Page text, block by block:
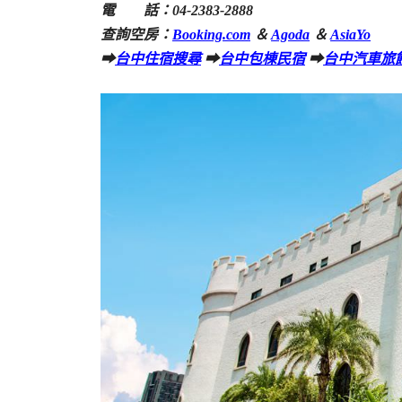
電 話：04-2383-2888
查詢空房： Booking.com ＆Agoda ＆AsiaYo
➡台中住宿搜尋➡台中包棟民宿➡台中汽車旅